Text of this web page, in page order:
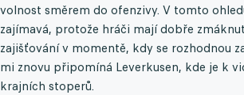
volnost směrem do ofenzivy. V tomto
zajímavá, protože hráči mají dobře
zajišťování v momentě, kdy se rozhodnou
mi znovu připomíná Leverkusen, kde je k
krajních stoperů.